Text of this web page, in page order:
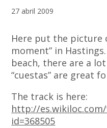
27 abril 2009
Here put the picture
moment” in
beach, there are a lot
“cuestas” are great
The track is here:
http://
id=368505